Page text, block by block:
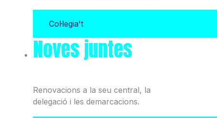
Col·legia't
Noves juntes
Renovacions a la seu central, la
delegació i les demarcacions.